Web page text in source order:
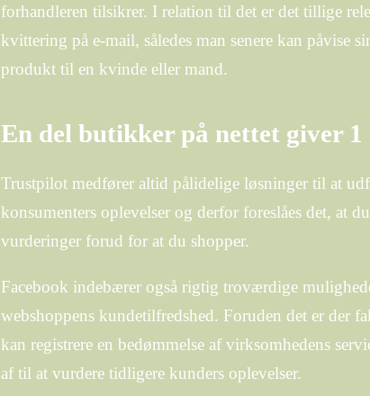
forhandleren tilsikrer. I relation til det er det tillige
kvittering på e-mail, således man senere kan påvise
produkt til en kvinde eller mand.
En del butikker på nettet giver 1
Trustpilot medfører altid pålidelige løsninger til at
konsumenters oplevelser og derfor foreslåes det, at
vurderinger forud for at du shopper.
Facebook indebærer også rigtig troværdige
webshoppens kundetilfredshed. Foruden det er der
kan registrere en bedømmelse af virksomhedens
af til at vurdere tidligere kunders oplevelser.